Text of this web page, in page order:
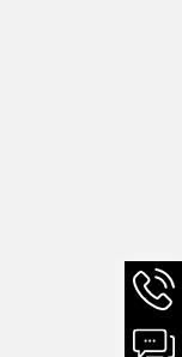
Chat-